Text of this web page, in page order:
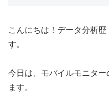
こんにちは！データ分析
す。
今日は、モバイルモニタ
ます。